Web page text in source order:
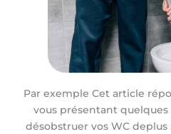
Par exemple Cet article
vous présentant quelques
désobstruer vos WC